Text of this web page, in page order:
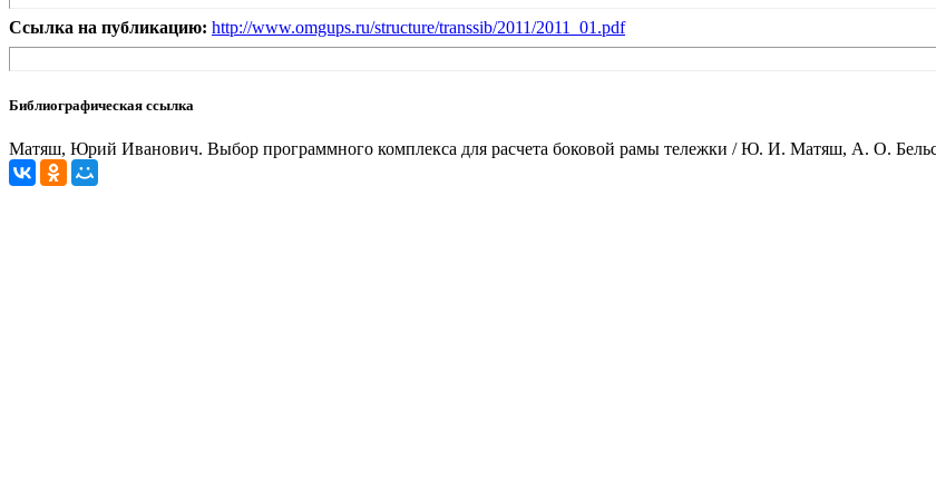
Ссылка на публикацию: http://www.omgups.ru/structure/transsib/2011/2011_01.pdf
Библиографическая ссылка
Матяш, Юрий Иванович. Выбор программного комплекса для расчета боковой рамы тележки / Ю. И. Матяш, А. О.